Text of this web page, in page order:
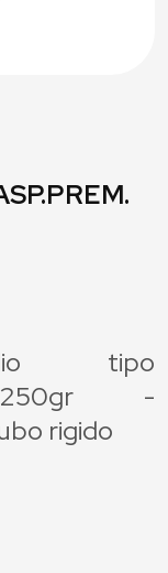
tipo
250gr -
rigido